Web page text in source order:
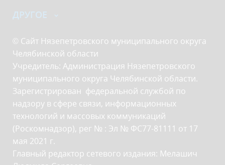
ДРУГОЕ
© Сайт Нязепетровского муниципального округа
Челябинской области
Учредитель: Администрация Нязепетровского
муниципального округа Челябинской области.
Зарегистрирован федеральной службой по
надзору в сфере связи, информационных
технологий и массовых коммуникаций
(Роскомнадзор), рег № : Эл № ФС77-81111 от 17
мая 2021 г.
Главный редактор сетевого издания: Мелашич